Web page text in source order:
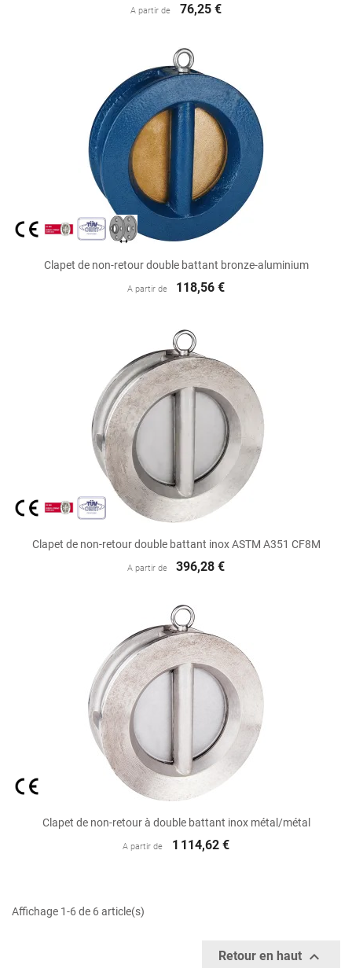
A partir de 76,25 €
Clapet de non-retour double battant bronze-aluminium
A partir de 118,56 €
Clapet de non-retour double battant inox ASTM A351 CF8M
A partir de 396,28 €
Clapet de non-retour à double battant inox métal/métal
A partir de 1 114,62 €
Affichage 1-6 de 6 article(s)
Retour en haut 